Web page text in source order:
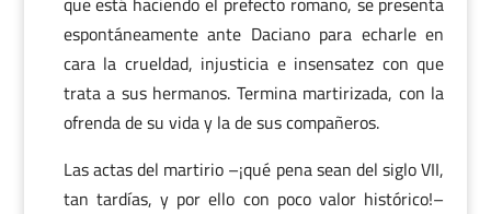
espontáneamente ante Daciano para echarle en
cara la crueldad, injusticia e insensatez con que
trata a sus hermanos. Termina martirizada, con la
ofrenda de su vida y la de sus compañeros.
Las actas del martirio –¡qué pena sean del siglo VII,
tan tardías, y por ello con poco valor histórico!–